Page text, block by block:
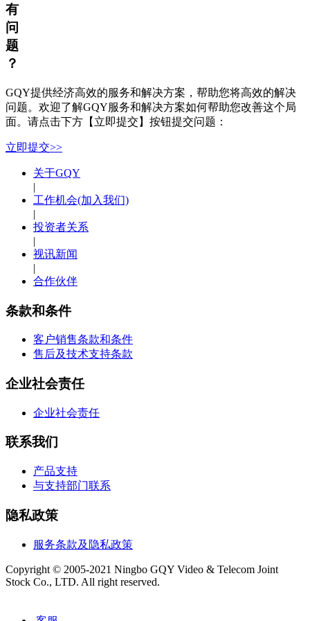
有
问
题
？
GQY提供经济高效的服务和解决方案，帮助您将高效的解决
问题。欢迎了解GQY服务和解决方案如何帮助您改善这个局
面。请点击下方【立即提交】按钮提交问题：
立即提交>>
关于GQY
|
工作机会(加入我们)
|
投资者关系
|
视讯新闻
|
合作伙伴
条款和条件
客户销售条款和条件
售后及技术支持条款
企业社会责任
企业社会责任
联系我们
产品支持
与支持部门联系
隐私政策
服务条款及隐私政策
Copyright © 2005-2021 Ningbo GQY Video & Telecom Joint
Stock Co., LTD. All right reserved.